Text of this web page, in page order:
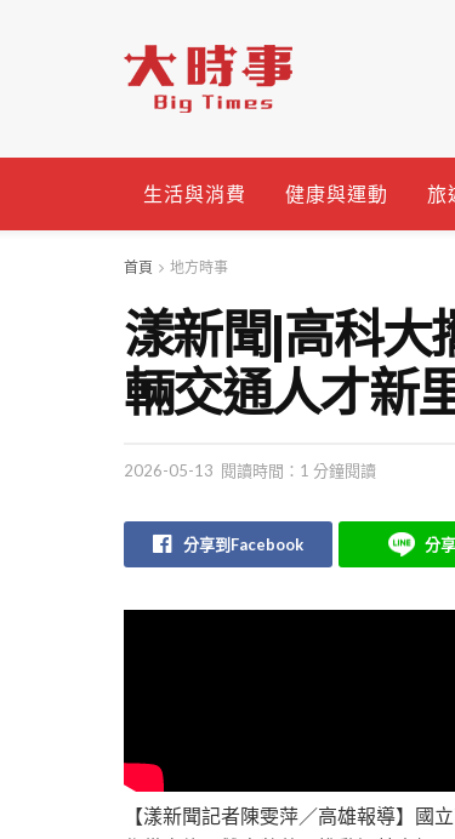
生活與消費 健康與運動 旅
首頁 地方時事
漾新聞|高科大
輛交通人才新
2026-05-13 閱讀時間：1 分鐘閱讀
分享到Facebook 分
【漾新聞記者陳雯萍／高雄報導】國